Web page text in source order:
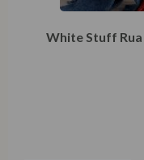
White Stuff